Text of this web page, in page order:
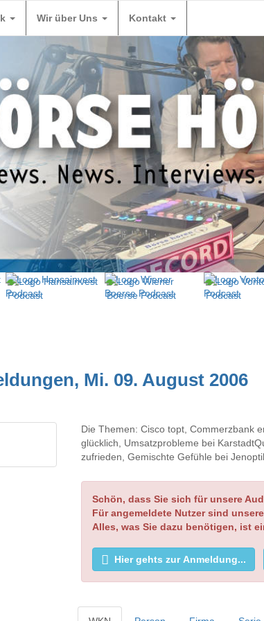
Wir über Uns Kontakt
Mi. 09. August 2006
Die Themen: Cisco topt, Commerzbank
glücklich, Umsatzprobleme bei
zufrieden, Gemischte Gefühle bei
Schön, dass Sie sich für unsere
Für angemeldete Nutzer sind
Alles, was Sie dazu benötigen, ist
Hier gehts zur Anmeldung...